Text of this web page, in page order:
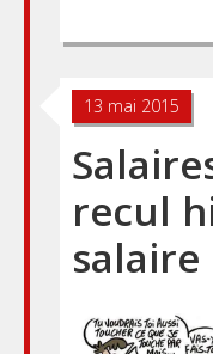
13 mai 2015
recul
salaire